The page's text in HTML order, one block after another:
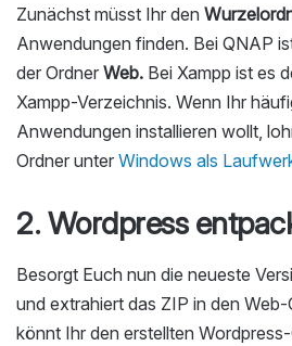
Zunächst müsst Ihr den
Anwendungen finden. Bei QNAP
der Ordner Web. Bei Xampp ist es
Xampp-Verzeichnis. Wenn Ihr
Anwendungen installieren wollt,
Ordner unter Windows als
2. Wordpress
Besorgt Euch nun die neueste
und extrahiert das ZIP in den
könnt Ihr den erstellten